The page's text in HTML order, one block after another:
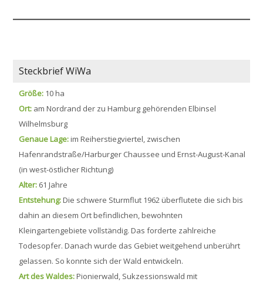
Steckbrief WiWa
Größe: 10 ha
Ort: am Nordrand der zu Hamburg gehörenden Elbinsel
Wilhelmsburg
Genaue Lage:im Reiherstiegviertel, zwischen
Hafenrandstraße/Harburger Chaussee und Ernst-August-Kanal
(in west-östlicher Richtung)
Alter: 61 Jahre
Entstehung:Die schwere Sturmflut 1962 überflutete die sich bis
dahin an diesem Ort befindlichen, bewohnten
Kleingartengebiete vollständig. Das forderte zahlreiche
Todesopfer. Danach wurde das Gebiet weitgehend unberührt
gelassen. So konnte sich der Wald entwickeln.
Art des Waldes:Pionierwald, Sukzessionswald mit